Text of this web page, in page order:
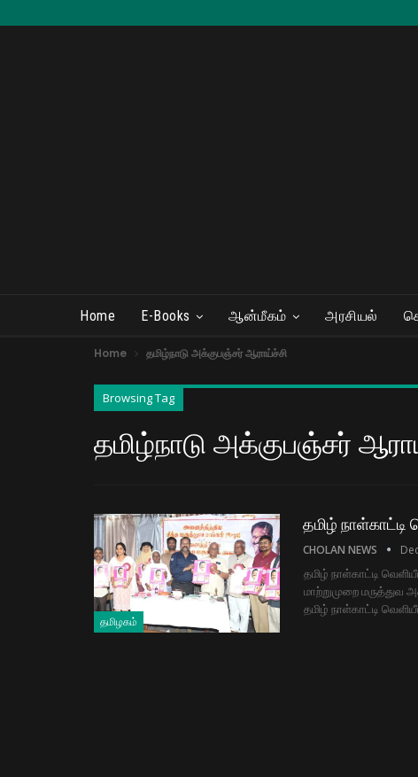
Home E-Books ஆன்மீகம் அரசியல்
Home தமிழ்நாடு அக்குபஞ்சர் ஆராய்ச்சி
Browsing Tag
தமிழ்நாடு அக்குபஞ்சர்
தமிழகம்
தமிழ் நாள்காட்டி
CHOLAN NEWS
தமிழ் நாள்காட்டி
மாற்றுமுறை மருத்துவ
தமிழ் நாள்காட்டி